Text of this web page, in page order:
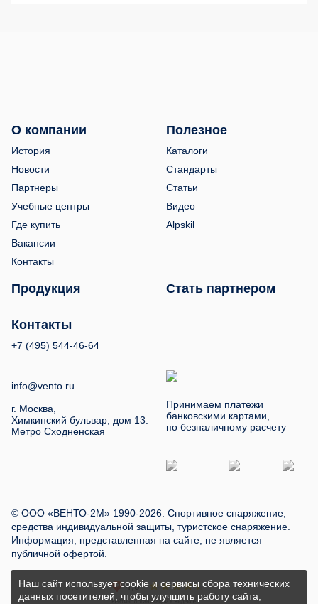
О компании
История
Новости
Партнеры
Учебные центры
Где купить
Вакансии
Контакты
Полезное
Каталоги
Стандарты
Статьи
Видео
Alpskil
Продукция Стать партнером
Контакты
+7 (495) 544-46-64
info@vento.ru
г. Москва,
Химкинский бульвар, дом 13.
Метро Сходненская
Принимаем платежи
банковскими картами,
по безналичному расчету
© ООО «ВЕНТО-2М» 1990-2026. Спортивное снаряжение,
средства индивидуальной защиты, туристское снаряжение.
Информация, представленная на сайте, не является
публичной офертой.
Наш сайт использует cookie и сервисы сбора технических
данных посетителей, чтобы улучшить работу сайта,